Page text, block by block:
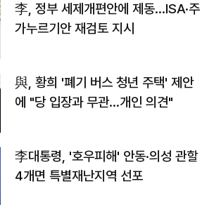
李, 정부 세제개편안에 제동…ISA·주
가누르기안 재검토 지시
與, 황희 '폐기 버스 청년 주택' 제안
에 "당 입장과 무관…개인 의견"
李대통령, '호우피해' 안동·의성 관할
4개면 특별재난지역 선포